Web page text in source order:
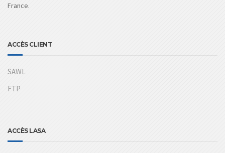
France.
ACCÈS CLIENT
SAWL
FTP
ACCÈS LASA